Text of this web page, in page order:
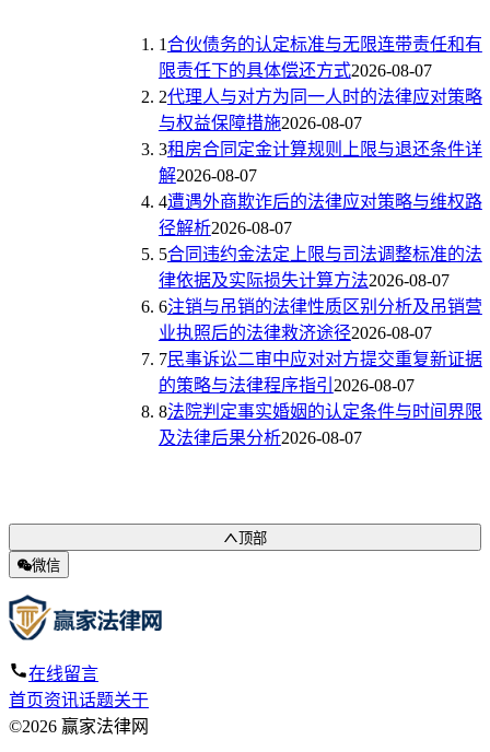
1合伙债务的认定标准与无限连带责任和有
限责任下的具体偿还方式2026-08-07
2代理人与对方为同一人时的法律应对策略
与权益保障措施2026-08-07
3租房合同定金计算规则上限与退还条件详
解2026-08-07
4遭遇外商欺诈后的法律应对策略与维权路
径解析2026-08-07
5合同违约金法定上限与司法调整标准的法
律依据及实际损失计算方法2026-08-07
6注销与吊销的法律性质区别分析及吊销营
业执照后的法律救济途径2026-08-07
7民事诉讼二审中应对对方提交重复新证据
的策略与法律程序指引 2026-08-07
8法院判定事实婚姻的认定条件与时间界限
及法律后果分析2026-08-07
顶部
微信
在线留言
首页资讯话题关于
©2026 赢家法律网